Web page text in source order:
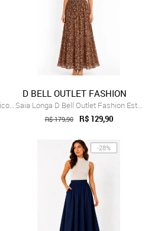
Conjunto D Bell Outlet Fashion Tricot Ve...
D BELL OUTLET FASHION
Saia Longa D Bell Outlet Fashion Estampa...
R$ 179,90 R$ 129,90
-28%